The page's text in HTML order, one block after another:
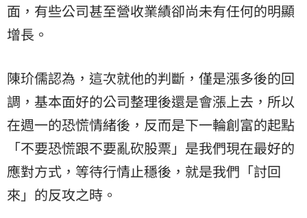
面，有些公司甚至營收業績卻尚未有任何的明顯
增長。
陳玠儒認為，這次就他的判斷，僅是漲多後的回
調，基本面好的公司整理後還是會漲上去，所以
在週一的恐慌情緒後，反而是下一輪創富的起點
「不要恐慌跟不要亂砍股票」是我們現在最好的
應對方式，等待行情止穩後，就是我們「討回
來」的反攻之時。